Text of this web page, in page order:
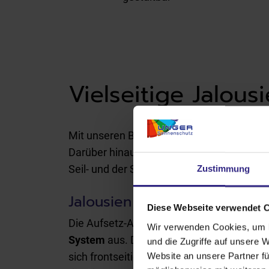
Zustimmung
Diese Webseite verwendet
Wir verwenden Cookies,
und die Zugriffe auf unsere
Website an unsere Partner
Vielseitige
Mit unseren Basis Außenjalousien kaufen
Darüber hinaus ist dank maximaler
Seil- und der Schienenführung, um
Jalousien mit kinderleichter
Die Aufsetz-Außenjalousien aus
System aus. Die Anbringung erfolgt
sich frontseitig einputzen, was den